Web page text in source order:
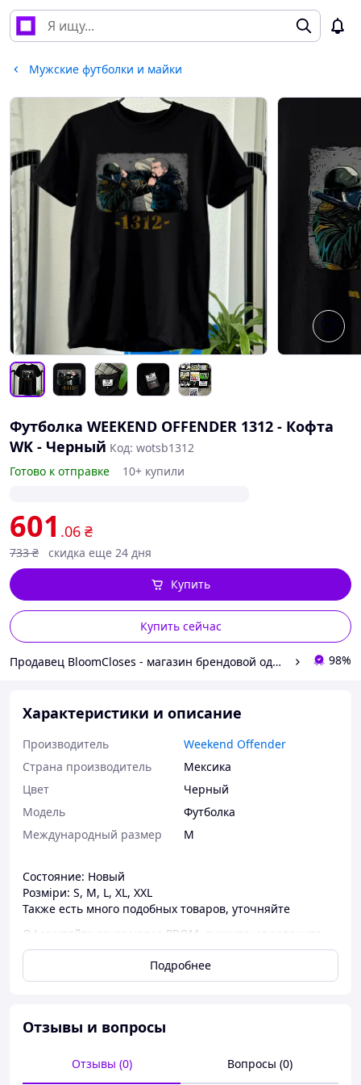
Мужские футболки и майки
Футболка WEEKEND OFFENDER 1312 - Кофта
WK - Черный Код: wotsb1312
Готово к отправке
10+ купили
601 .06 ₴
733 ₴ скидка еще 24 дня
Купить сейчас
Купить
Продавец BloomCloses - магазин брендовой одежды 98%
Характеристики и описание
Производитель
Weekend Offender
Страна производитель
Мексика
Цвет
Черный
Мoдель
Футболка
Международный размер
M
Состояние: Новый
Розміри: S, M, L, XL, XXL
Также есть много подобных товаров, уточняйте
Оформляйте заказ через PROM, пишите или звоните
по телефону.
-----
- Ткань 100% хлопок
- Дополнительную информацию уточняйте в
Подробнее
Отзывы и вопросы
Отзывы (0) Вопросы (0)